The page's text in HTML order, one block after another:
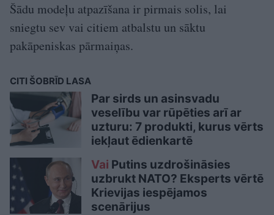
Šādu modeļu atpazīšana ir pirmais solis, lai
sniegtu sev vai citiem atbalstu un sāktu
pakāpeniskas pārmaiņas.
CITI ŠOBRĪD LASA
Par sirds un asinsvadu
veselību var rūpēties arī ar
uzturu: 7 produkti, kurus vērts
iekļaut ēdienkartē
Vai Putins uzdrošināsies
uzbrukt NATO? Eksperts vērtē
Krievijas iespējamos
scenārijus